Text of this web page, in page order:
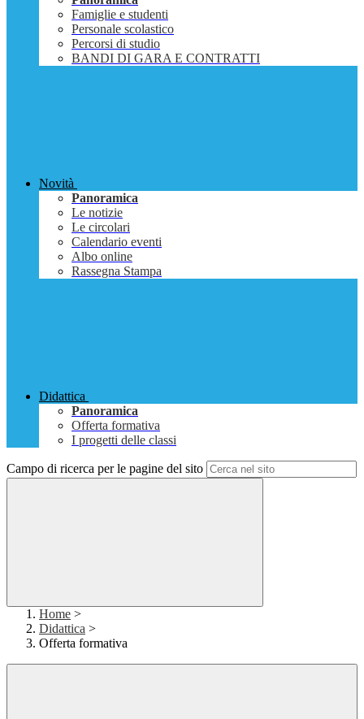
Famiglie e studenti
Personale scolastico
Percorsi di studio
BANDI DI GARA E CONTRATTI
Novità
Panoramica
Le notizie
Le circolari
Calendario eventi
Albo online
Rassegna Stampa
Didattica
Panoramica
Offerta formativa
I progetti delle classi
Campo di ricerca per le pagine del sito
Home >
Didattica >
Offerta formativa